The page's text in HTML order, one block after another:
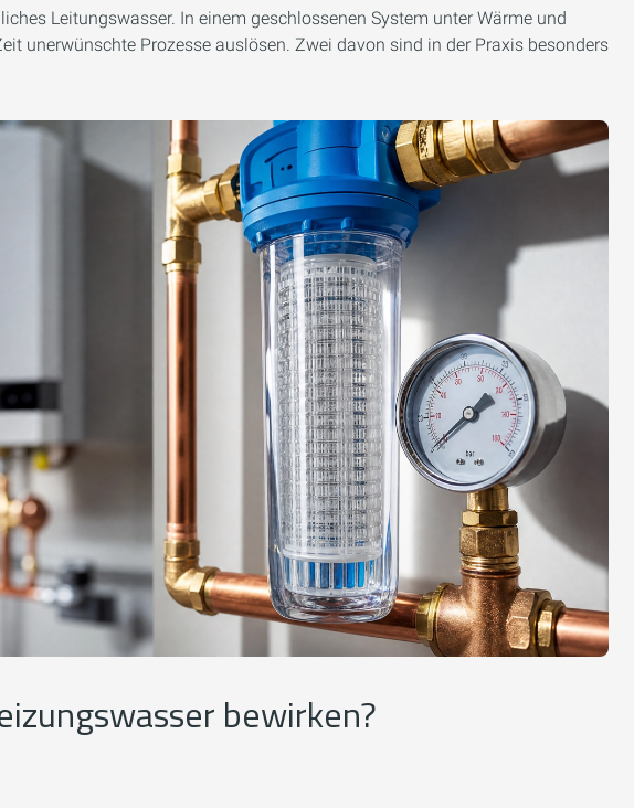
Leitungswasser. In einem geschlossenen System unter Wärme und
unerwünschte Prozesse auslösen. Zwei davon sind in der Praxis besonders
bewirken?